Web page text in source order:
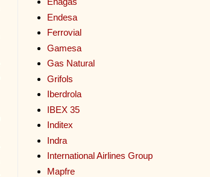
Endesa
Ferrovial
Gamesa
Gas Natural
Grifols
Iberdrola
IBEX 35
Inditex
Indra
International Airlines Group
Mapfre